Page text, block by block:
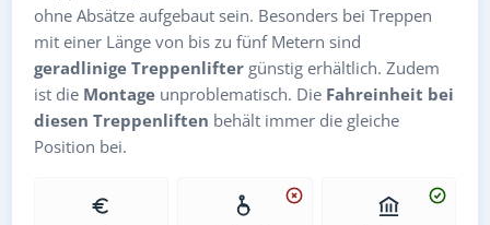
ohne Absätze aufgebaut sein. Besonders bei Treppen
mit einer Länge von bis zu fünf Metern sind
geradlinige Treppenlifter günstig erhältlich. Zudem
ist die Montage unproblematisch. Die Fahreinheit bei
diesen Treppenliften behält immer die gleiche
Position bei.